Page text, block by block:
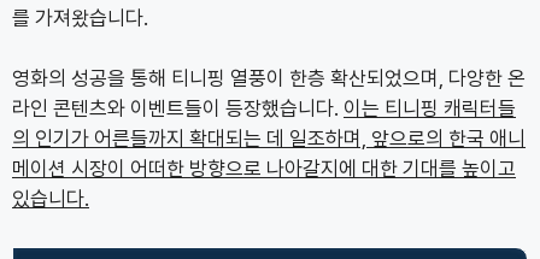
를 가져왔습니다.
영화의 성공을 통해 티니핑 열풍이 한층 확산되었으며, 다양한 온
라인 콘텐츠와 이벤트들이 등장했습니다. 이는 티니핑 캐릭터들
의 인기가 어른들까지 확대되는 데 일조하며, 앞으로의 한국 애니
메이션 시장이 어떠한 방향으로 나아갈지에 대한 기대를 높이고
있습니다.